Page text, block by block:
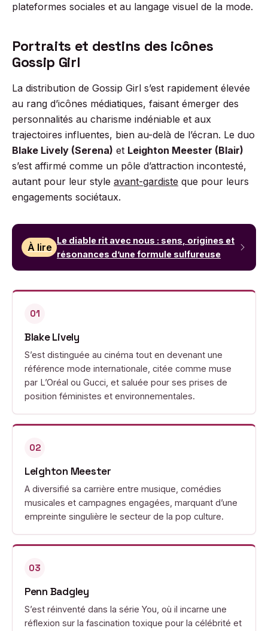
plateformes sociales et au langage visuel de la mode.
Portraits et destins des icônes
Gossip Girl
La distribution de Gossip Girl s’est rapidement élevée
au rang d’icônes médiatiques, faisant émerger des
personnalités au charisme indéniable et aux
trajectoires influentes, bien au-delà de l’écran. Le duo
Blake Lively (Serena) et Leighton Meester (Blair)
s’est affirmé comme un pôle d’attraction incontesté,
autant pour leur style avant-gardiste que pour leurs
engagements sociétaux.
À lire
Le diable rit avec nous : sens, origines et
résonances d’une formule sulfureuse
01
Blake Lively
S’est distinguée au cinéma tout en devenant une
référence mode internationale, citée comme muse
par L’Oréal ou Gucci, et saluée pour ses prises de
position féministes et environnementales.
02
Leighton Meester
A diversifié sa carrière entre musique, comédies
musicales et campagnes engagées, marquant d’une
empreinte singulière le secteur de la pop culture.
03
Penn Badgley
S’est réinventé dans la série You, où il incarne une
réflexion sur la fascination toxique pour la célébrité et